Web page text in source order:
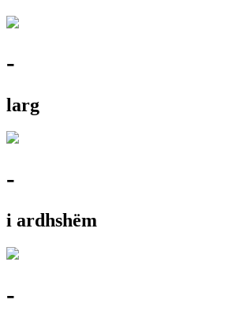
-
larg
-
i ardhshëm
-